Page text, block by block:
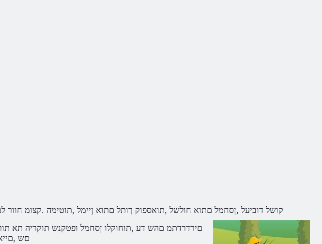
.קושל דוביעל ,ןסחמל םתוא חולשל ,תואספוק ךותל םתוא ןיימל ,תוטימה .קצומ
םש